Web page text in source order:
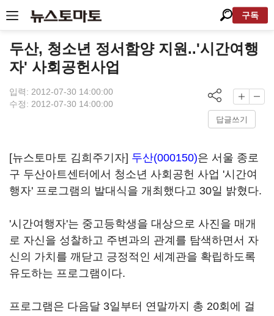
구독
두산, 청소년 정서함양 지원..'시간여행
자' 사회공헌사업
입력: 2012-07-30 14:00:00
수정: 2012-07-30 14:00:00
답글쓰기
[뉴스토마토 김희주기자] 두산(000150)은 서울 종로
구 두산아트센터에서 청소년 사회공헌 사업 '시간여
행자' 프로그램의 발대식을 개최했다고 30일 밝혔다.
'시간여행자'는 중고등학생을 대상으로 사진을 매개
로 자신을 성찰하고 주변과의 관계를 탐색하면서 자
신의 가치를 깨닫고 긍정적인 세계관을 확립하도록
유도하는 프로그램이다.
프로그램은 다음달 3일부터 연말까지 총 20회에 걸